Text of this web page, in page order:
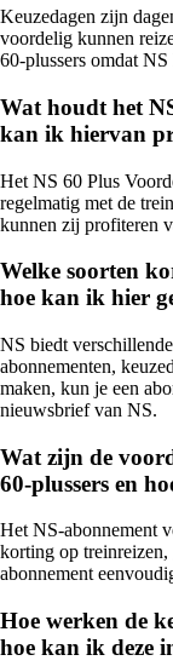
Keuzedagen zijn
voordelig kunnen
60-plussers omdat
Wat houdt het
kan ik hiervan
Het NS 60 Plus
regelmatig met de
kunnen zij profiteren
Welke soorten
hoe kan ik hier
NS biedt
abonnementen,
maken, kun je een
nieuwsbrief van NS.
Wat zijn de
60-plussers en
Het NS-abonnement
korting op treinreizen,
abonnement
Hoe werken de
hoe kan ik deze